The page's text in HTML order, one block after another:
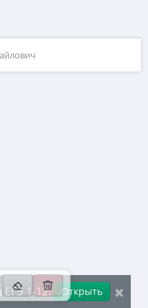
×
1-12: Открыть